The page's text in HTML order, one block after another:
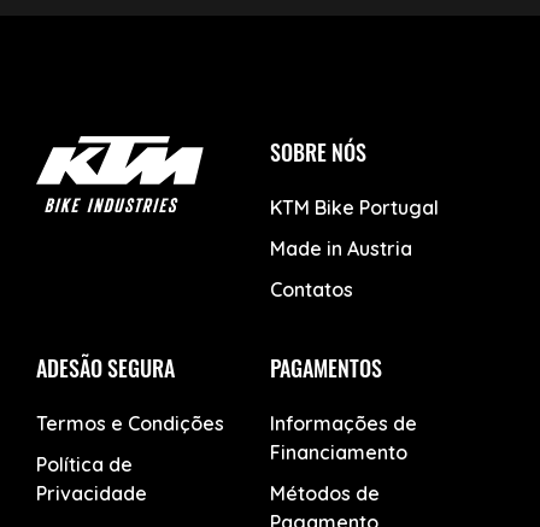
SOBRE NÓS
KTM Bike Portugal
Made in Austria
Contatos
ADESÃO SEGURA
Termos e Condições
Política de
Privacidade
PAGAMENTOS
Informações de
Financiamento
Métodos de
Pagamento